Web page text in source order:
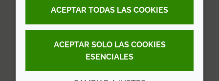
Sustainability Report
Croda.com
Privacy Policy
Accessibility
Cookie Policy
ACEPTAR TODAS LAS COOKIES
ACEPTAR SOLO LAS COOKIES
ESENCIALES